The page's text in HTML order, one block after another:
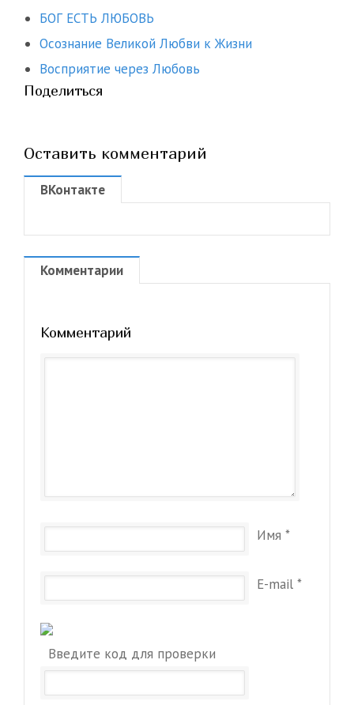
БОГ ЕСТЬ ЛЮБОВЬ
Осознание Великой Любви к Жизни
Восприятие через Любовь
Поделиться
Оставить комментарий
ВКонтакте
Комментарии
Комментарий
Имя *
E-mail *
Введите код для проверки